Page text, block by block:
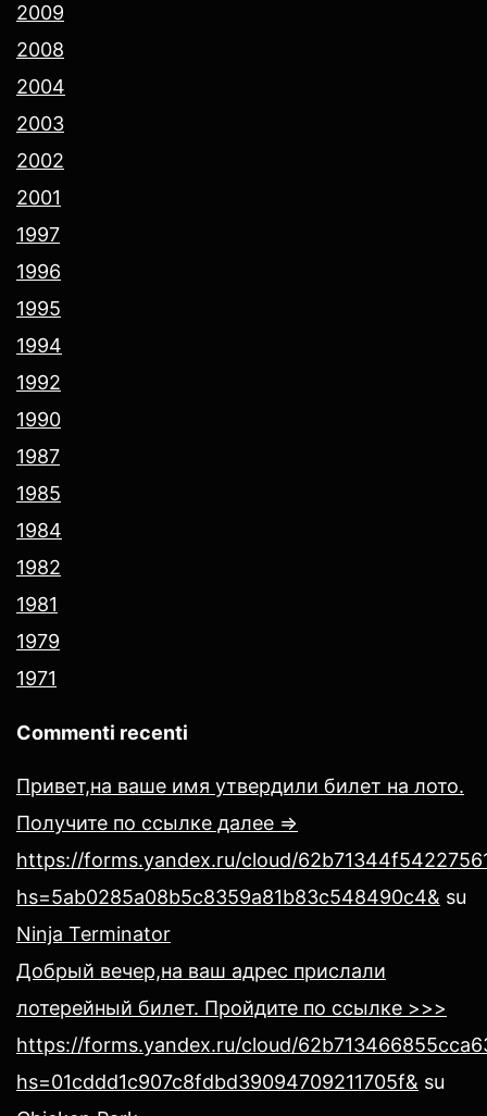
2009
2008
2004
2003
2002
2001
1997
1996
1995
1994
1992
1990
1987
1985
1984
1982
1981
1979
1971
Commenti recenti
Привет,на ваше имя утвердили билет на лото.
Получите по ссылке далее =>
https://forms.yandex.ru/cloud/
hs=5ab0285a08b5c8359a81b83c548490c4& su
Ninja Terminator
Добрый вечер,на ваш адрес прислали
лотерейный билет. Пройдите по ссылке >>>
https://forms.yandex.ru/cloud/
hs=01cddd1c907c8fdbd39094709211705f& su